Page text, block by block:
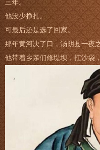
三年。
他没少挣扎。
可最后还是选了回家。
那年黄河决了口，汤阴县一夜
他带着乡亲们修堤坝，扛沙袋